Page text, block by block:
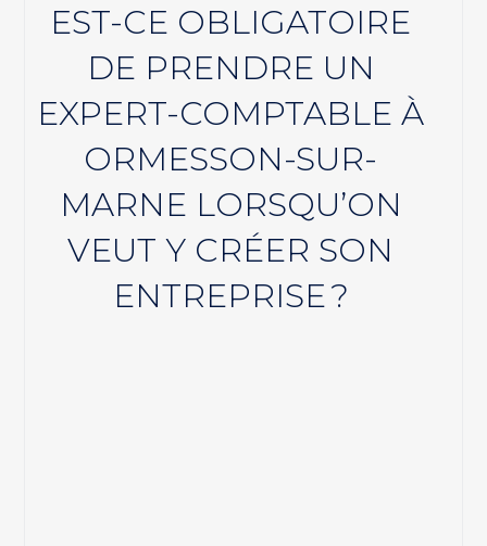
EST-CE OBLIGATOIRE
DE PRENDRE UN
EXPERT-COMPTABLE À
ORMESSON-SUR-
MARNE LORSQU’ON
VEUT Y CRÉER SON
ENTREPRISE ?